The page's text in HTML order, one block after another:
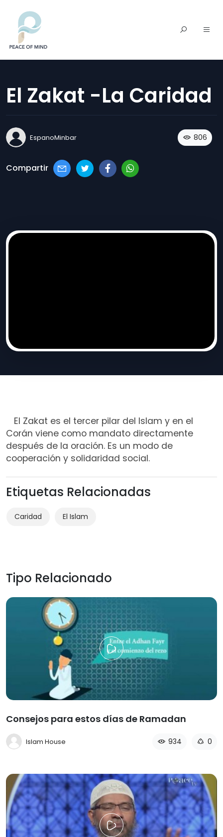
El Zakat -La Caridad
EspanoMinbar 806
Compartir
El Zakat es el tercer pilar del Islam y en el
Corán viene como mandato directamente
después de la oración. Es un modo de
cooperación y solidaridad social.
Etiquetas Relacionadas
Caridad El Islam
Tipo Relacionado
Consejos para estos días de Ramadan
Islam House 934 0